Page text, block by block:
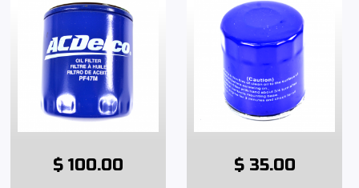
$ 100.00 $ 35.00